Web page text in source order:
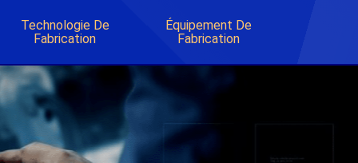
Technologie De
Fabrication
Équipement De
Fabrication